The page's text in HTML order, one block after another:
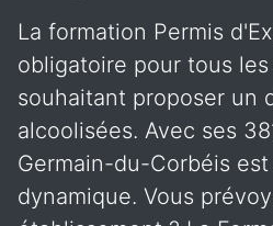
La formation Permis
obligatoire pour tous
souhaitant proposer un
alcoolisées. Avec ses
Germain-du-Corbéis
dynamique. Vous